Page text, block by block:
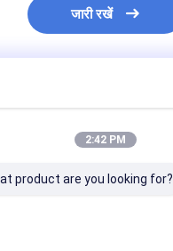
जारी रखें
2:42 PM
product are you looking for?